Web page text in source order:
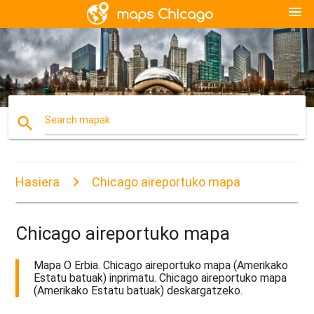
menu
search Search mapak
Hasiera Chicago aireportuko mapa
Chicago aireportuko mapa
Mapa O Erbia. Chicago aireportuko mapa (Amerikako
Estatu batuak) inprimatu. Chicago aireportuko mapa
(Amerikako Estatu batuak) deskargatzeko.